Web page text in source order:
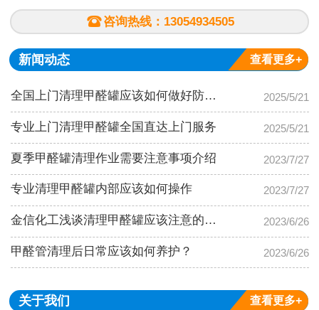
咨询热线：13054934505
新闻动态 查看更多+
2025/5/21
全国上门清理甲醛罐应该如何做好防护工作？
2025/5/21
专业上门清理甲醛罐全国直达上门服务
2023/7/27
夏季甲醛罐清理作业需要注意事项介绍
2023/7/27
专业清理甲醛罐内部应该如何操作
2023/6/26
金信化工浅谈清理甲醛罐应该注意的事项有那些？
2023/6/26
甲醛管清理后日常应该如何养护？
关于我们 查看更多+